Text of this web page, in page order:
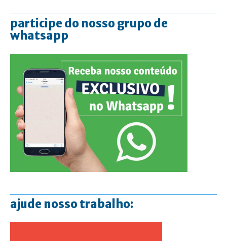
participe do nosso grupo de
whatsapp
ajude nosso trabalho: